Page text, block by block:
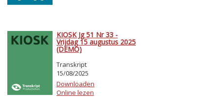
KIOSK Jg 51 Nr 33 -
Vrijdag 15 augustus 2025
(DEMO)
Transkript
15/08/2025
Downloaden
Online lezen